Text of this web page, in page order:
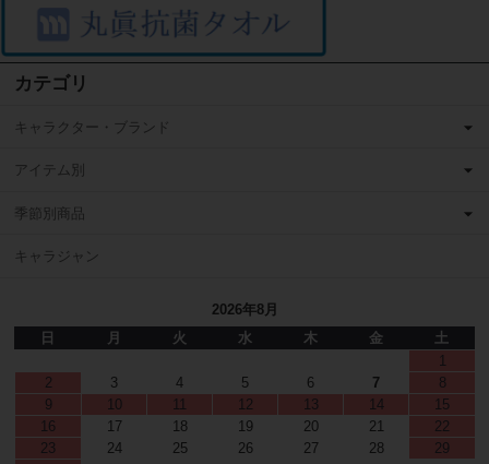
カテゴリ
キャラクター・ブランド
アイテム別
季節別商品
キャラジャン
2026年8月
日
月 火 水 木 金
土
1
2
3 4 5 6 7
8
9
10 11 12 13 14
15
16
17 18 19 20 21
22
23
24 25 26 27 28
29